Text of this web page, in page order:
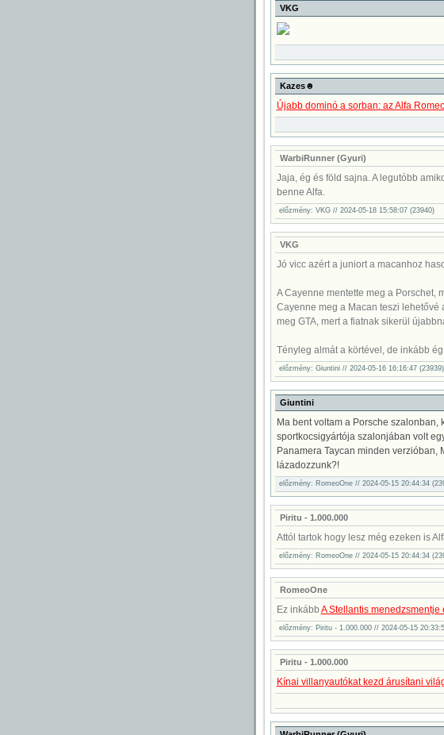
VKG
Kazes☻
Újabb dominó a sorban: az Alfa
WarbiRunner (Gyuri)
Jaja, ég és föld sajna. A legutóbb
benne Alfa.
előzmény: VKG // 2024-05-18 15:58:07 (23940)
VKG
Jó vicc azért a juniort a macanhoz
A Cayenne mentette meg a Porschet,
Cayenne meg a Macan teszi lehetővé
meg GTA, mert a fiatnak sikerül
Tényleg almát a körtével, de inkább
előzmény: Giuntini // 2024-05-16 16:16:47 (23939)
Giuntini
Ma bent voltam a Porsche szalonban,
sportkocsigyártója szalonjában volt
Panamera Taycan minden verzióban,
lázadozzunk?!
előzmény: RomeoOne // 2024-05-15 20:44:34
Piritu - 1.000.000
Attól tartok hogy lesz még ezeken is
előzmény: RomeoOne // 2024-05-15 20:44:34
RomeoOne
Ez inkább A Stellantis menedzsmentje
előzmény: Piritu - 1.000.000 // 2024-05-15
Piritu - 1.000.000
Kínai villanyautókat kezd árusítani